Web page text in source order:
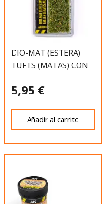
DIO-MAT (ESTERA)
TUFTS (MATAS) CON
5,95 €
Añadir al carrito